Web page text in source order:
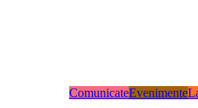
ComunicateEvenimente